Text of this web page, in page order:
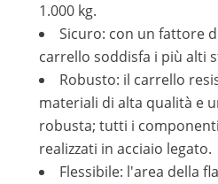
1.000 kg.
Sicuro: con un fattore
carrello soddisfa i più alti
Robusto: il carrello
materiali di alta qualità e
robusta; tutti i
realizzati in acciaio legato.
Flessibile: l'area della